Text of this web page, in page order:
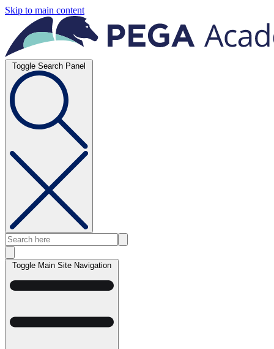
Skip to main content
Toggle Search Panel
Toggle Main Site Navigation